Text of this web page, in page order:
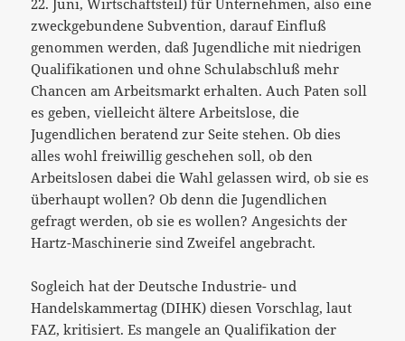
22. Juni, Wirtschaftsteil) für Unternehmen, also eine
zweckgebundene Subvention, darauf Einfluß
genommen werden, daß Jugendliche mit niedrigen
Qualifikationen und ohne Schulabschluß mehr
Chancen am Arbeitsmarkt erhalten. Auch Paten soll
es geben, vielleicht ältere Arbeitslose, die
Jugendlichen beratend zur Seite stehen. Ob dies
alles wohl freiwillig geschehen soll, ob den
Arbeitslosen dabei die Wahl gelassen wird, ob sie es
überhaupt wollen? Ob denn die Jugendlichen
gefragt werden, ob sie es wollen? Angesichts der
Hartz-Maschinerie sind Zweifel angebracht.
Sogleich hat der Deutsche Industrie- und
Handelskammertag (DIHK) diesen Vorschlag, laut
FAZ, kritisiert. Es mangele an Qualifikation der